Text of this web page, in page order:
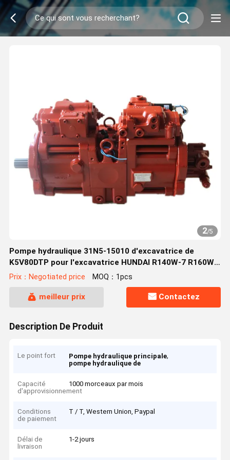
2/5
Pompe hydraulique 31N5-15010 d'excavatrice de
K5V80DTP pour l'excavatrice HUNDAI R140W-7 R160W-
7Prix：Negotiated price MOQ：1pcs
meilleur prix Contactez
Description De Produit
Le point fort Pompe hydraulique principale,
pompe hydraulique de
Capacité
d'approvisionnement
1000 morceaux par mois
Conditions
de paiement
T / T, Western Union, Paypal
Délai de
livraison
1-2 jours